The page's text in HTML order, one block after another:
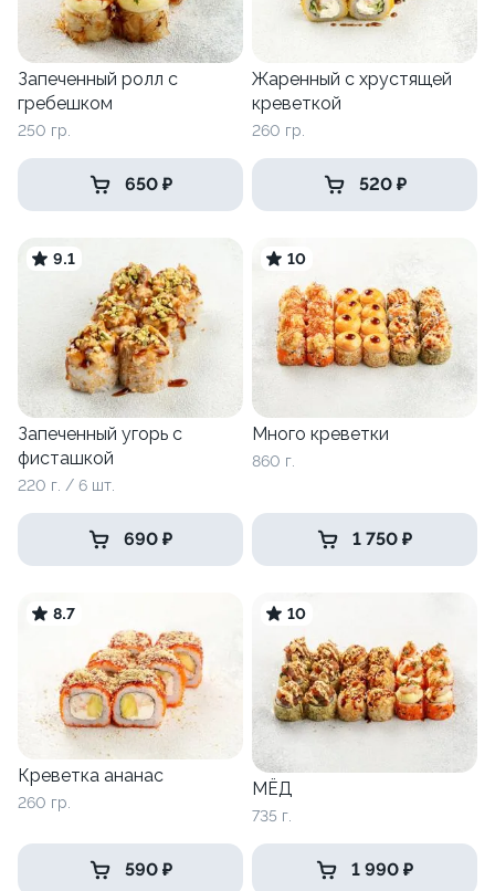
Запеченный ролл с
гребешком
250 гр.
650 ₽
Жаренный с хрустящей
креветкой
260 гр.
520 ₽
9.1
Запеченный угорь с
фисташкой
220 г. / 6 шт.
690 ₽
10
Много креветки
860 г.
1 750 ₽
8.7
Креветка ананас
260 гр.
590 ₽
10
МЁД
735 г.
1 990 ₽